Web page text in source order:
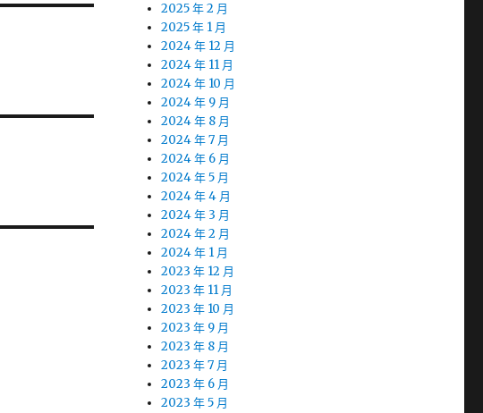
2025 年 2 月
2025 年 1 月
2024 年 12 月
2024 年 11 月
2024 年 10 月
2024 年 9 月
2024 年 8 月
2024 年 7 月
2024 年 6 月
2024 年 5 月
2024 年 4 月
2024 年 3 月
2024 年 2 月
2024 年 1 月
2023 年 12 月
2023 年 11 月
2023 年 10 月
2023 年 9 月
2023 年 8 月
2023 年 7 月
2023 年 6 月
2023 年 5 月